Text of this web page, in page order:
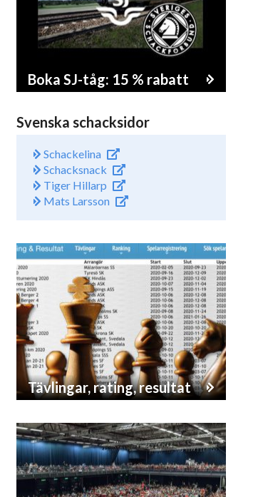
Boka SJ-tåg: 15 % rabatt
Svenska schacksidor
Schackelina
Schacksnack
Tiger Hillarp
Mats Larsson
Tävlingar, rating, resultat